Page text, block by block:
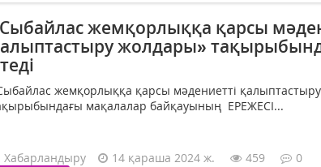
жемқорлыққа қарсы
жолдары»
жемқорлыққа қарсы мәдениетті
мақалалар байқауының ЕРЕЖЕСІ...
Хабарландыру 14 қараша 2024 ж. 459
0